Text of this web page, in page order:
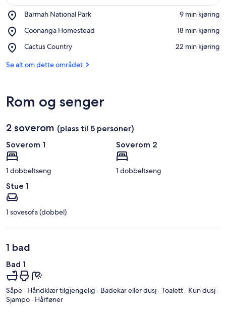
Barmah National Park
Place,
National
‪9 min kjøring‬
Coonanga Homestead
Place,
Homestead
‪18 min kjøring‬
Cactus Country
Place,
Country
‪22 min kjøring‬
Se alt om dette området
Rom og senger
2 soverom (plass til 5 personer)
Soverom 1
1 dobbeltseng
Soverom 2
1 dobbeltseng
Stue 1
1 sovesofa (dobbel)
1 bad
Bad 1
Såpe · Håndklær tilgjengelig · Badekar eller dusj · Toalett · Kun dusj ·
Sjampo · Hårføner